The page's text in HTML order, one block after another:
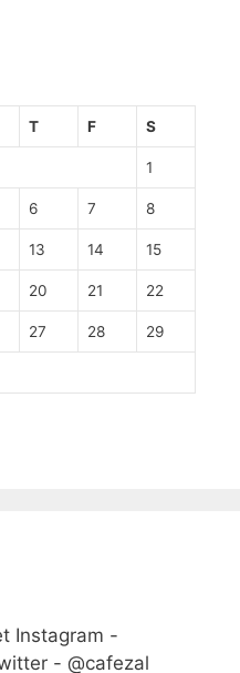
T F S
1
6 7 8
13 14 15
20 21 22
27 28 29
Instagram -
- @cafezal